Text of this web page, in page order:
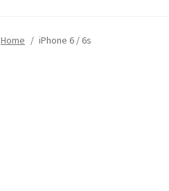
ПочетнаAbout Blog
Home / iPhone 6 / 6s